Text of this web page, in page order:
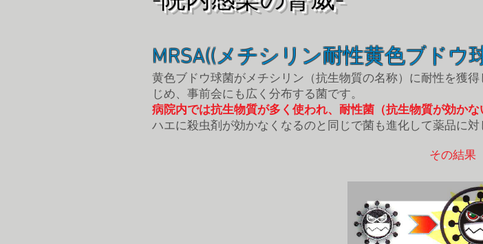
MRSA((メチシリン耐性黄色ブドウ
黄色ブドウ球菌がメチシリン（抗生物質の名称）に耐性を獲
じめ、事前会にも広く分布する菌です。
病院内では抗生物質が多く使われ、耐性菌（抗生物質が効かな
ハエに殺虫剤が効かなくなるのと同じで菌も進化して薬品に対
その結果